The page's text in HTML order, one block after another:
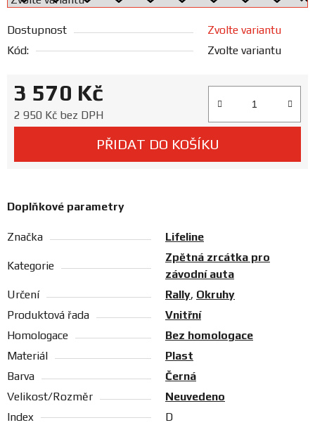
Prodejny
Dostupnost
Zvolte variantu
Kód:
Zvolte variantu
3 570 Kč
2 950 Kč bez DPH
PŘIDAT DO KOŠÍKU
Doplňkové parametry
Značka Lifeline
Kategorie
Zpětná zrcátka pro
závodní auta
Určení
Rally, Okruhy
Produktová řada
Vnitřní
Homologace
Bez homologace
Materiál
Plast
Barva
Černá
Velikost/Rozměr
Neuvedeno
Index
D